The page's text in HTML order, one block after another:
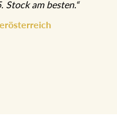
Stock am besten.“